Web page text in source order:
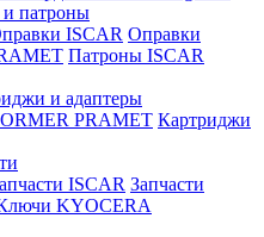
патроны
ISCAR Оправки
Патроны ISCAR
и адаптеры
PRAMET Картриджи
ISCAR Запчасти
KYOCERA